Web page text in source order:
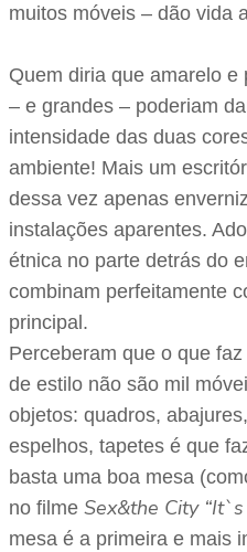
muitos móveis – dão vida
Quem diria que amarelo
– e grandes – poderiam
intensidade das duas
ambiente! Mais um
dessa vez apenas
instalações aparentes.
étnica no parte detrás do
combinam perfeitamente
principal.
Perceberam que o que
de estilo não são mil
objetos: quadros,
espelhos, tapetes é que
basta uma boa mesa
no filme Sex&the City
mesa é a primeira e mais